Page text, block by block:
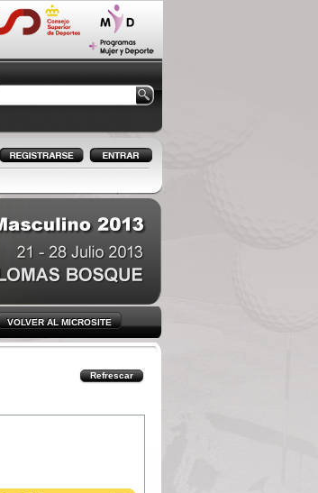
VOLVER AL MICROSITE